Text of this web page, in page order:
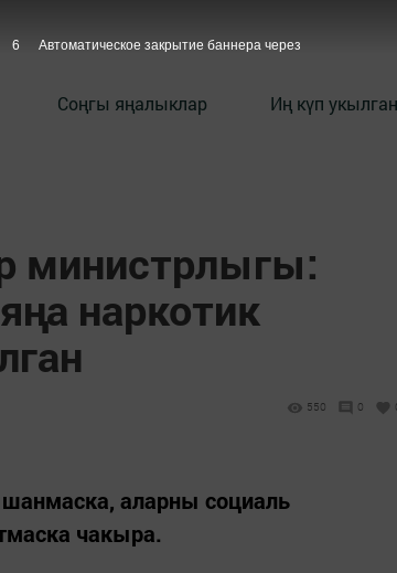
Соңгы яңалыклар Иң күп
министрлыгы:
наркотик
550 0
аларны социаль
чакыра.
5 Автоматическое закрытие баннера через